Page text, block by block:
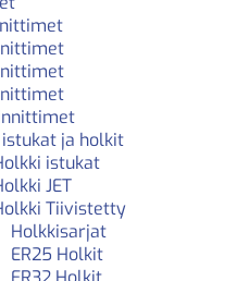
istukat ja holkit
istukat
JET
Tiivistetty
Holkkisarjat
ER25 Holkit